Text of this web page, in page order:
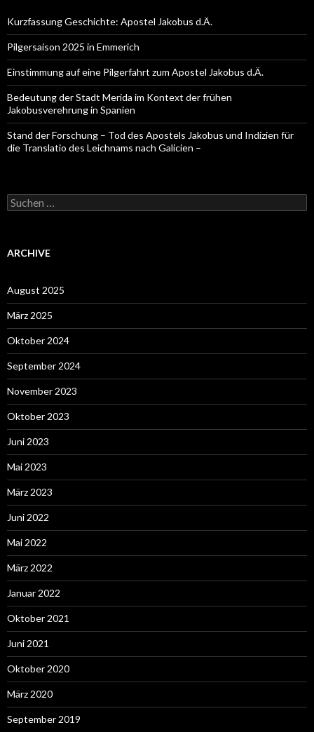
Kurzfassung Geschichte: Apostel Jakobus d.Ä.
Pilgersaison 2025 in Emmerich
Einstimmung auf eine Pilgerfahrt zum Apostel Jakobus d.Ä.
Bedeutung der Stadt Merida im Kontext der frühen
Jakobusverehrung in Spanien
Stand der Forschung – Tod des Apostels Jakobus und Indizien für
die Translatio des Leichnams nach Galicien –
Suche
nach:
ARCHIVE
August 2025
März 2025
Oktober 2024
September 2024
November 2023
Oktober 2023
Juni 2023
Mai 2023
März 2023
Juni 2022
Mai 2022
März 2022
Januar 2022
Oktober 2021
Juni 2021
Oktober 2020
März 2020
September 2019